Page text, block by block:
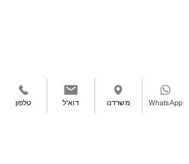
טלפון דוא"ל משרדנו WhatsApp